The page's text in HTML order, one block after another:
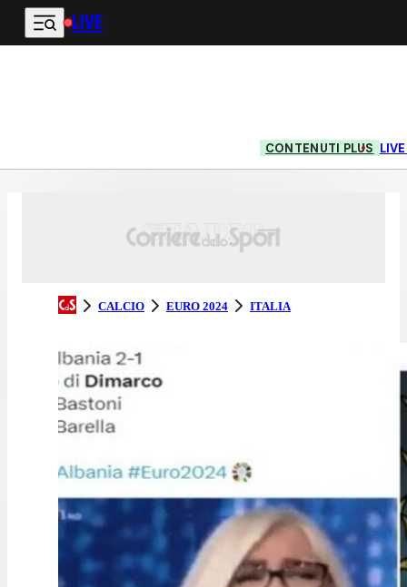
Vai al contenuto principale
LIVE
CONTENUTI PLUS
CALCIO EURO 2024 ITALIA